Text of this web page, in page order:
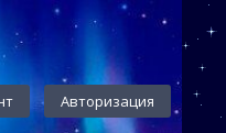
Авторизация